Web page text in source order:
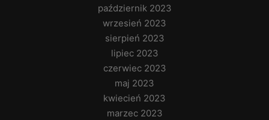
październik 2023
wrzesień 2023
sierpień 2023
lipiec 2023
czerwiec 2023
maj 2023
kwiecień 2023
marzec 2023